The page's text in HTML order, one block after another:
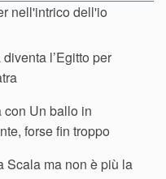
nell'intrico dell'io
l’Egitto per
con Un ballo in
forse fin troppo
Scala ma non è più la